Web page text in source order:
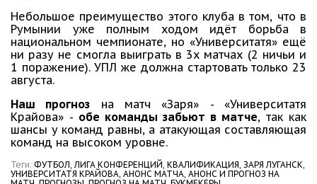
Небольшое преимущество этого клуба в том, что в
Румынии уже полным ходом идёт борьба в
национальном чемпионате, но «Университатя» ещё
ни разу не смогла выиграть в 3х матчах (2 ничьи и
1 поражение). УПЛ же должна стартовать только 23
августа.
Наш прогноз на матч «Заря» - «Университатя
Крайова» - обе команды забьют в матче, так как
шансы у команд равны, а атакующая составляющая
команд на высоком уровне.
Теги: ФУТБОЛ, ЛИГА КОНФЕРЕНЦИЙ, КВАЛИФИКАЦИЯ, ЗАРЯ ЛУГАНСК,
УНИВЕРСИТАТЯ КРАЙОВА, АНОНС МАТЧА, АНОНС И ПРОГНОЗ НА